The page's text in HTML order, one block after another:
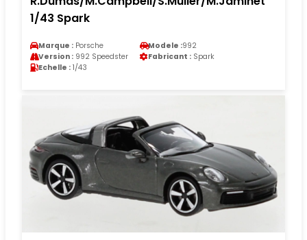
1/43 Spark
Marque : Porsche Modele :992
Version : 992 Speedster Fabricant : Spark
Echelle : 1/43